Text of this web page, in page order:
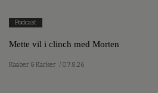
Podcast
Mette vil i clinch med Morten
Kaaber & Karker / 07.8.26